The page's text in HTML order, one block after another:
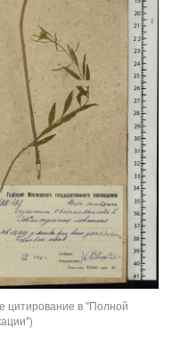
цитирование в "Полной